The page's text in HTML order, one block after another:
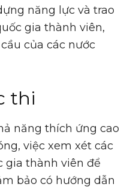
năng lực và trao
gia thành viên,
của các nước
thi
năng thích ứng cao
việc xem xét các
gia thành viên để
bảo có hướng dẫn